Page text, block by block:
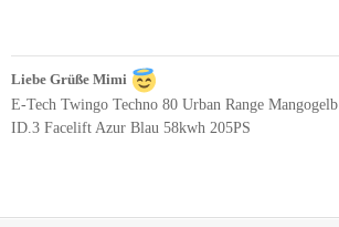
Liebe Grüße Mimi
E-Tech Twingo Techno 80 Urban Range Mangogelb
ID.3 Facelift Azur Blau 58kwh 205PS